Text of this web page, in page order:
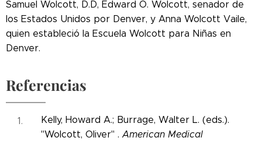
Samuel Wolcott, D.D, Edward O. Wolcott, senador de
los Estados Unidos por Denver, y Anna Wolcott Vaile,
quien estableció la Escuela Wolcott para Niñas en
Denver.
Referencias
Kelly, Howard A.; Burrage, Walter L. (eds.).
"Wolcott, Oliver" .American Medical